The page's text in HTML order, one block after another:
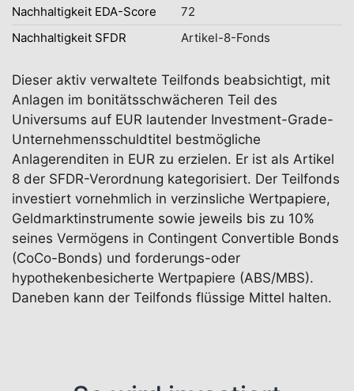
Nachhaltigkeit EDA-Score
72
Nachhaltigkeit SFDR
Artikel-8-Fonds
Dieser aktiv verwaltete Teilfonds beabsichtigt, mit
Anlagen im bonitätsschwächeren Teil des
Universums auf EUR lautender Investment-Grade-
Unternehmensschuldtitel bestmögliche
Anlagerenditen in EUR zu erzielen. Er ist als Artikel
8 der SFDR-Verordnung kategorisiert. Der Teilfonds
investiert vornehmlich in verzinsliche Wertpapiere,
Geldmarktinstrumente sowie jeweils bis zu 10%
seines Vermögens in Contingent Convertible Bonds
(CoCo-Bonds) und forderungs-oder
hypothekenbesicherte Wertpapiere (ABS/MBS).
Daneben kann der Teilfonds flüssige Mittel halten.